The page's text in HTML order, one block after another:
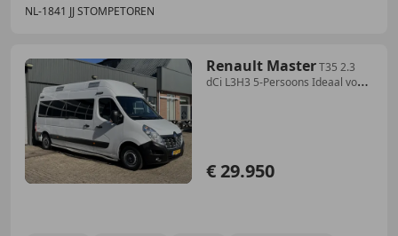
NL-1841 JJ STOMPETOREN
Renault MasterT35 2.3
dCi L3H3 5-Persoons Ideaal voor
€ 29.950